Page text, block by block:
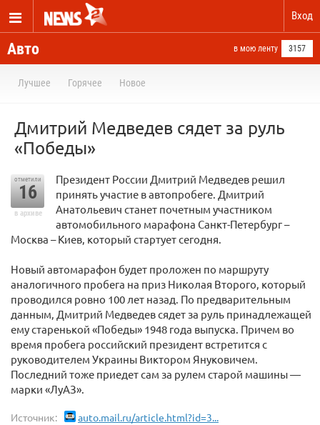
Вход
Авто в мою ленту 3157
Лучшее Горячее Новое
Дмитрий Медведев сядет за руль
«Победы»
отметили
16
в архиве
Президент России Дмитрий Медведев решил
принять участие в автопробеге. Дмитрий
Анатольевич станет почетным участником
автомобильного марафона Санкт-Петербург –
Москва – Киев, который стартует сегодня.
Новый автомарафон будет проложен по маршруту
аналогичного пробега на приз Николая Второго, который
проводился ровно 100 лет назад. По предварительным
данным, Дмитрий Медведев сядет за руль принадлежащей
ему старенькой «Победы» 1948 года выпуска. Причем во
время пробега российский президент встретится с
руководителем Украины Виктором Януковичем.
Последний тоже приедет сам за рулем старой машины —
марки «ЛуАЗ».
Источник: auto.mail.ru/article.html?id=3...